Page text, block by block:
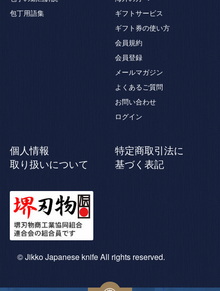
包丁用語集
ギフトサービス
ギフト券の使い方
会員規約
会員登録
メールマガジン
よくあるご質問
お問い合わせ
ログイン
個人情報
取り扱いについて
特定商取引法に
基づく表記
© Jikko Japanese knife All rights reserved.